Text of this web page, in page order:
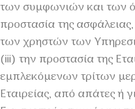
των συμφωνιών και των
προστασία της
των χρηστών των
(iii) την προστασία της
εμπλεκόμενων τρίτων
Εταιρείας, από απάτες ή